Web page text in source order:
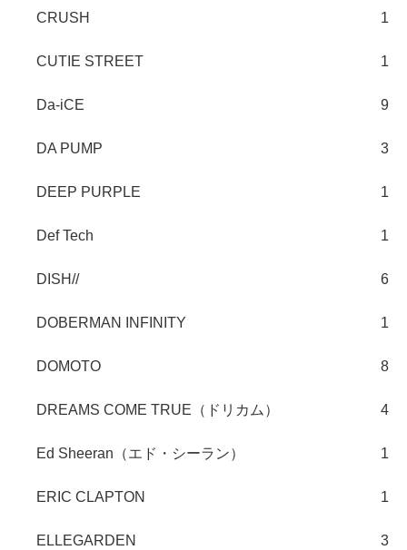
CRUSH 1
CUTIE STREET 1
Da-iCE 9
DA PUMP 3
DEEP PURPLE 1
Def Tech 1
DISH// 6
DOBERMAN INFINITY 1
DOMOTO 8
DREAMS COME TRUE（ドリカム） 4
Ed Sheeran（エド・シーラン） 1
ERIC CLAPTON 1
ELLEGARDEN 3